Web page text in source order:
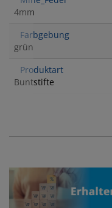
4mm
Farbgebung
grün
Produktart
Buntstifte